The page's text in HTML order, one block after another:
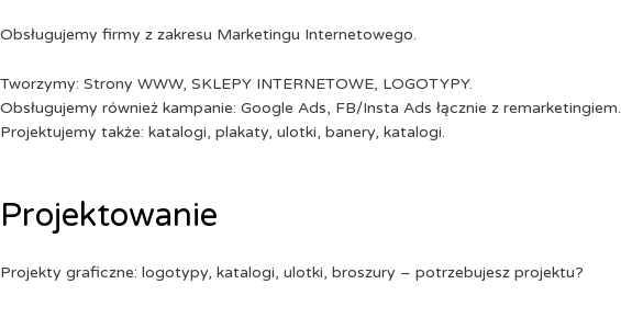
Obsługujemy firmy z zakresu Marketingu Internetowego.
Tworzymy: Strony WWW, SKLEPY INTERNETOWE, LOGOTYPY.
Obsługujemy również kampanie: Google Ads, FB/Insta Ads łącznie z remarketingiem.
Projektujemy także: katalogi, plakaty, ulotki, banery, katalogi.
Projektowanie
Projekty graficzne: logotypy, katalogi, ulotki, broszury – potrzebujesz projektu?